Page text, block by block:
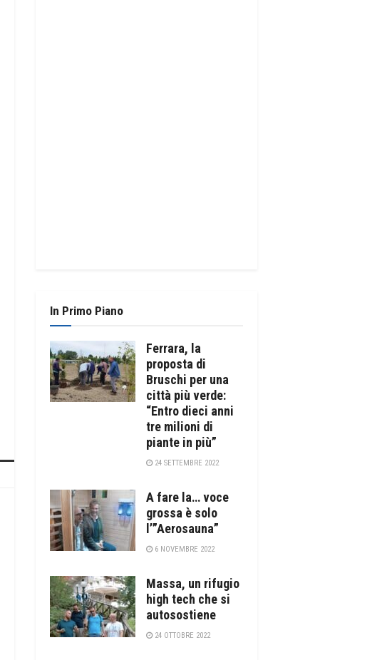
In Primo Piano
Ferrara, la
proposta di
Bruschi per una
città più verde:
“Entro dieci anni
tre milioni di
piante in più”
24 SETTEMBRE 2022
A fare la… voce
grossa è solo
l’”Aerosauna”
6 NOVEMBRE 2022
Massa, un rifugio
high tech che si
autosostiene
24 OTTOBRE 2022